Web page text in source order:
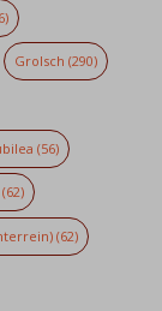
Grolsch (290)
(56)
(62)